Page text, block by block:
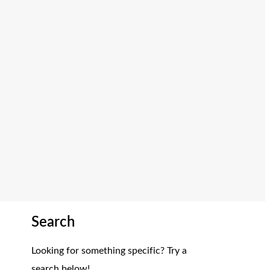
Search
Looking for something specific? Try a